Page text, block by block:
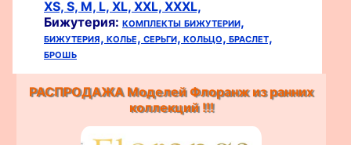
XS, S, M, L, XL, XXL, XXXL,
Бижутерия: комплекты бижутерии,
бижутерия, колье, серьги, кольцо, браслет,
брошь
РАСПРОДАЖА Моделей Флоранж из ранних
коллекций !!!